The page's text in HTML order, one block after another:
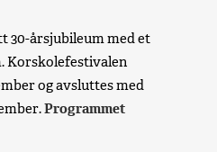
30-årsjubileum med et
Korskolefestivalen
og avsluttes med
Programmet